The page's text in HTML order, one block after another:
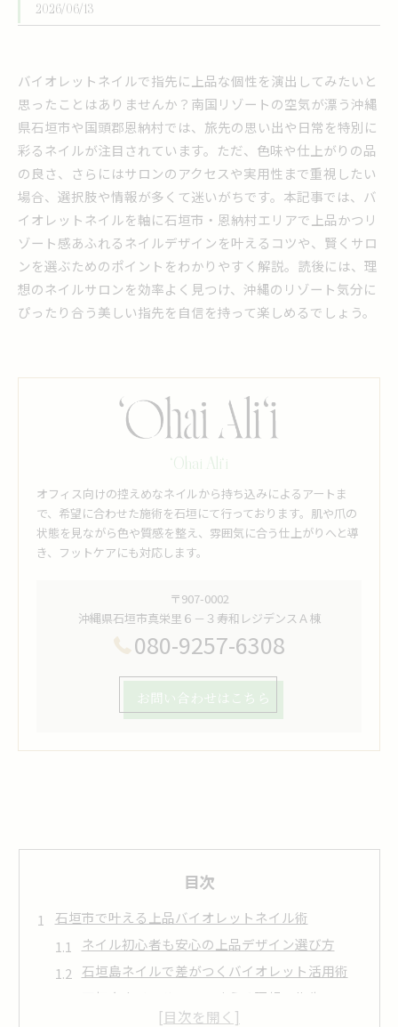
2026/06/13
バイオレットネイルで指先に上品な個性を演出してみたいと
思ったことはありませんか？南国リゾートの空気が漂う沖縄
県石垣市や国頭郡恩納村では、旅先の思い出や日常を特別に
彩るネイルが注目されています。ただ、色味や仕上がりの品
の良さ、さらにはサロンのアクセスや実用性まで重視したい
場合、選択肢や情報が多くて迷いがちです。本記事では、バ
イオレットネイルを軸に石垣市・恩納村エリアで上品かつリ
ゾート感あふれるネイルデザインを叶えるコツや、賢くサロ
ンを選ぶためのポイントをわかりやすく解説。読後には、理
想のネイルサロンを効率よく見つけ、沖縄のリゾート気分に
ぴったり合う美しい指先を自信を持って楽しめるでしょう。
‘Ohai Ali‘i
オフィス向けの控えめなネイルから持ち込みによるアートま
で、希望に合わせた施術を石垣にて行っております。肌や爪の
状態を見ながら色や質感を整え、雰囲気に合う仕上がりへと導
き、フットケアにも対応します。
〒907-0002
沖縄県石垣市真栄里６－３寿和レジデンスＡ棟
080-9257-6308
お問い合わせはこちら
目次
石垣市で叶える上品バイオレットネイル術
ネイル初心者も安心の上品デザイン選び方
石垣島ネイルで差がつくバイオレット活用術
石垣島ネイルサロンで叶える理想の指先